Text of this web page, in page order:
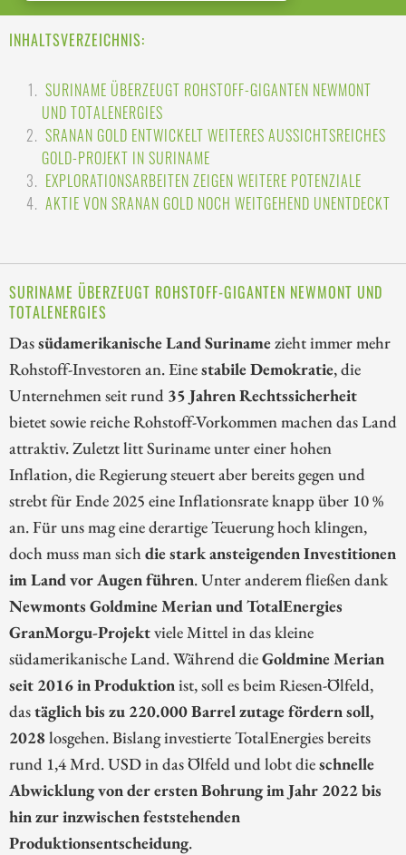
INHALTSVERZEICHNIS:
SURINAME ÜBERZEUGT ROHSTOFF-GIGANTEN NEWMONT
UND TOTALENERGIES
SRANAN GOLD ENTWICKELT WEITERES AUSSICHTSREICHES
GOLD-PROJEKT IN SURINAME
EXPLORATIONSARBEITEN ZEIGEN WEITERE POTENZIALE
AKTIE VON SRANAN GOLD NOCH WEITGEHEND UNENTDECKT
SURINAME ÜBERZEUGT ROHSTOFF-GIGANTEN NEWMONT UND
TOTALENERGIES
Dassüdamerikanische Land Surinamezieht immer mehr
Rohstoff-Investoren an. Einestabile Demokratie, die
Unternehmen seit rund 35 Jahren Rechtssicherheit
bietet sowie reiche Rohstoff-Vorkommen machen das Land
attraktiv. Zuletzt litt Suriname unter einer hohen
Inflation, die Regierung steuert aber bereits gegen und
strebt für Ende 2025 eine Inflationsrate knapp über 10 %
an. Für uns mag eine derartige Teuerung hoch klingen,
doch muss man sichdie stark ansteigenden Investitionen
im Land vor Augen führen. Unter anderem fließen dank
Newmonts Goldmine Merian und TotalEnergies
GranMorgu-Projektviele Mittel in das kleine
südamerikanische Land. Während dieGoldmine Merian
seit 2016 in Produktionist, soll es beim Riesen-Ölfeld,
dastäglich bis zu 220.000 Barrel zutage fördern soll,
2028losgehen. Bislang investierte TotalEnergies bereits
rund 1,4 Mrd. USD in das Ölfeld und lobt dieschnelle
Abwicklung von der ersten Bohrung im Jahr 2022 bis
hin zur inzwischen feststehenden
Produktionsentscheidung.